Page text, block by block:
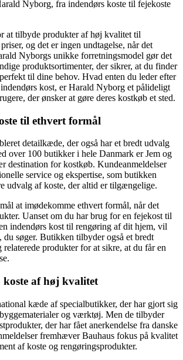
Nyborg, fra indendørs koste til fejekoste
at tilbyde produkter af høj kvalitet til
og det er ingen undtagelse, når det
Nyborgs unikke forretningsmodel gør det
produktsortimenter, der sikrer, at du finder
til dine behov. Hvad enten du leder efter
kost, er Harald Nyborg et pålideligt
der ønsker at gøre deres kostkøb et sted.
til ethvert formål
detailkæde, der også har et bredt udvalg
over 100 butikker i hele Danmark er Jem og
destination for kostkøb. Kundeanmeldelser
service og ekspertise, som butikken
udvalg af koste, der altid er tilgængelige.
at imødekomme ethvert formål, når det
Uanset om du har brug for en fejekost til
indendørs kost til rengøring af dit hjem, vil
du søger. Butikken tilbyder også et bredt
produkter for at sikre, at du får en
af høj kvalitet
kæde af specialbutikker, der har gjort sig
og værktøj. Men de tilbyder
der har fået anerkendelse fra danske
fremhæver Bauhaus fokus på kvalitet
af koste og rengøringsprodukter.